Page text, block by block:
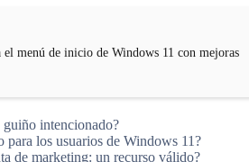
menú de inicio de Windows 11 con mejoras
intencionado?
para los usuarios de Windows 11?
de marketing: un recurso válido?